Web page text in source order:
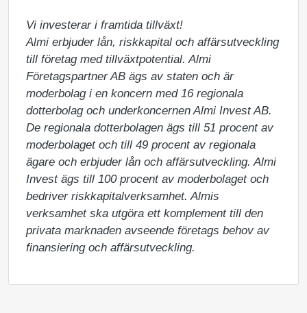
Vi investerar i framtida tillväxt!
Almi erbjuder lån, riskkapital och affärsutveckling
till företag med tillväxtpotential. Almi
Företagspartner AB ägs av staten och är
moderbolag i en koncern med 16 regionala
dotterbolag och underkoncernen Almi Invest AB.
De regionala dotterbolagen ägs till 51 procent av
moderbolaget och till 49 procent av regionala
ägare och erbjuder lån och affärsutveckling. Almi
Invest ägs till 100 procent av moderbolaget och
bedriver riskkapitalverksamhet. Almis
verksamhet ska utgöra ett komplement till den
privata marknaden avseende företags behov av
finansiering och affärsutveckling.